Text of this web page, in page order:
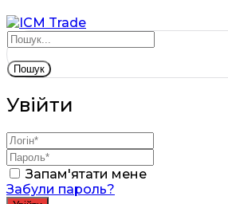
Пошук
Увійти
Запам'ятати мене
Забули пароль?